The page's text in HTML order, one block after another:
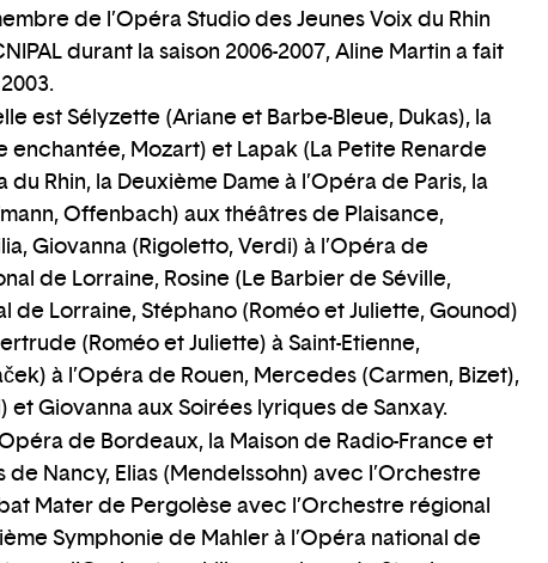
de l’Opéra Studio des Jeunes Voix du Rhin
durant la saison 2006-2007, Aline Martin a fait
est Sélyzette (Ariane et Barbe-Bleue, Dukas), la
enchantée, Mozart) et Lapak (La Petite Renarde
du Rhin, la Deuxième Dame à l’Opéra de Paris, la
Offenbach) aux théâtres de Plaisance,
Giovanna (Rigoletto, Verdi) à l’Opéra de
de Lorraine, Rosine (Le Barbier de Séville,
de Lorraine, Stéphano (Roméo et Juliette, Gounod)
(Roméo et Juliette) à Saint-Etienne,
à l’Opéra de Rouen, Mercedes (Carmen, Bizet),
et Giovanna aux Soirées lyriques de Sanxay.
de Bordeaux, la Maison de Radio-France et
de Nancy, Elias (Mendelssohn) avec l’Orchestre
Mater de Pergolèse avec l’Orchestre régional
Symphonie de Mahler à l’Opéra national de